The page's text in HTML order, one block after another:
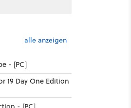
alle anzeigen
- [PC]
19 Day One Edition